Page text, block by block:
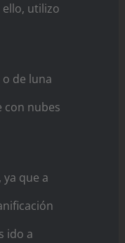
utilizo
de luna
con nubes
que a
ido a